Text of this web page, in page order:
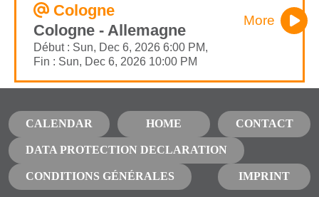
Cologne
Cologne - Allemagne
Début : Sun, Dec 6, 2026 6:00 PM,
Fin : Sun, Dec 6, 2026 10:00 PM
More
CALENDAR HOME CONTACT
DATA PROTECTION DECLARATION
CONDITIONS GÉNÉRALES IMPRINT